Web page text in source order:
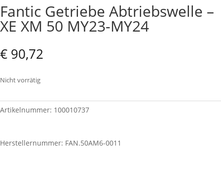
Fantic Getriebe Abtriebswelle –
XE XM 50 MY23-MY24
€ 90,72
Nicht vorrätig
Artikelnummer: 100010737
Herstellernummer: FAN.50AM6-0011